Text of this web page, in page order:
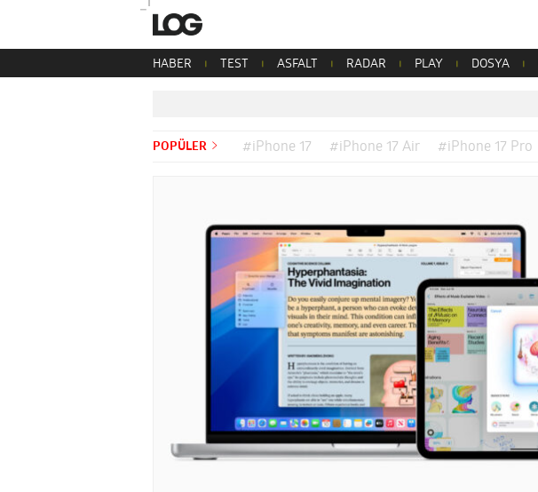
HABER TEST ASFALT RADAR PLAY DOSYA
POPÜLER #iPhone 17 #iPhone 17 Air #iPhone 17 Pro